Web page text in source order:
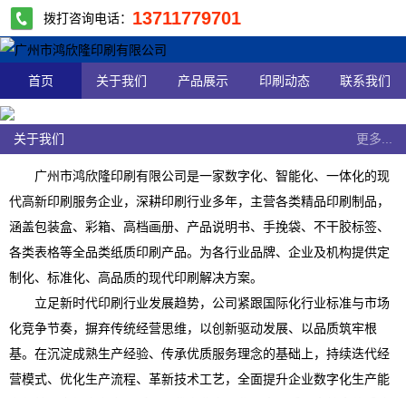
拨打咨询电话： 13711779701
首页 关于我们 产品展示 印刷动态 联系我们
关于我们 更多...
广州市鸿欣隆印刷有限公司是一家数字化、智能化、一体化的现
代高新印刷服务企业，深耕印刷行业多年，主营各类精品印刷制品，
涵盖包装盒、彩箱、高档画册、产品说明书、手挽袋、不干胶标签、
各类表格等全品类纸质印刷产品。为各行业品牌、企业及机构提供定
制化、标准化、高品质的现代印刷解决方案。
立足新时代印刷行业发展趋势，公司紧跟国际化行业标准与市场
化竞争节奏，摒弃传统经营思维，以创新驱动发展、以品质筑牢根
基。在沉淀成熟生产经验、传承优质服务理念的基础上，持续迭代经
营模式、优化生产流程、革新技术工艺，全面提升企业数字化生产能